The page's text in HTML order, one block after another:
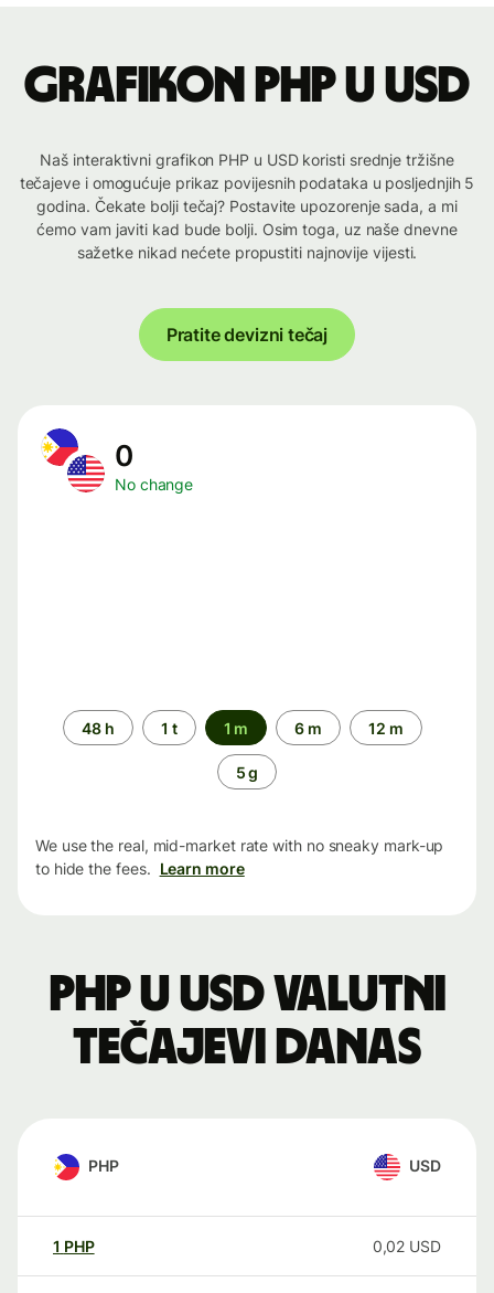
Grafikon PHP u USD
Naš interaktivni grafikon PHP u USD koristi srednje tržišne
tečajeve i omogućuje prikaz povijesnih podataka u posljednjih 5
godina. Čekate bolji tečaj? Postavite upozorenje sada, a mi
ćemo vam javiti kad bude bolji. Osim toga, uz naše dnevne
sažetke nikad nećete propustiti najnovije vijesti.
Pratite devizni tečaj
0
No change
Time
period
48 h 1 t 1 m 6 m 12 m
5 g
We use the real, mid-market rate with no sneaky mark-up
to hide the fees. Learn more
PHP u USD valutni
tečajevi danas
PHP USD
1 PHP 0,02 USD